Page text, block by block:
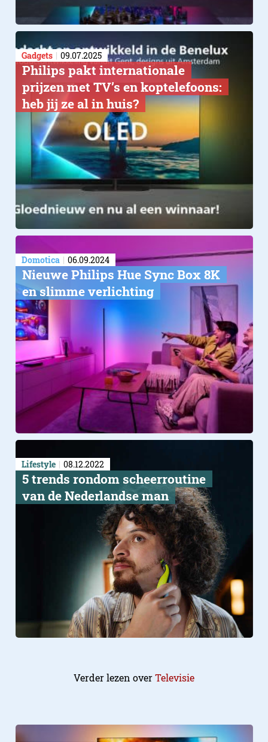
Gadgets 09.07.2025
Philips pakt internationale
prijzen met TV’s en koptelefoons:
heb jij ze al in huis?
Domotica 06.09.2024
Nieuwe Philips Hue Sync Box 8K
en slimme verlichting
Lifestyle 08.12.2022
5 trends rondom scheerroutine
van de Nederlandse man
Verder lezen overTelevisie